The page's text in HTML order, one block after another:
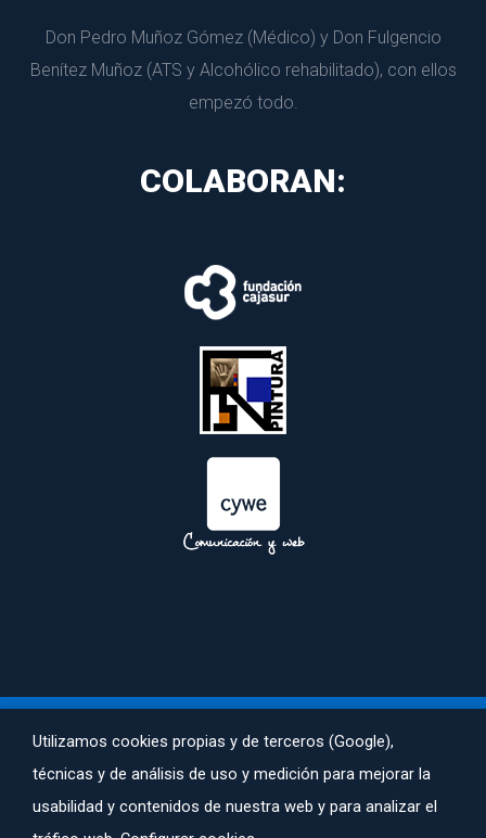
Don Pedro Muñoz Gómez (Médico) y Don Fulgencio
Benítez Muñoz (ATS y Alcohólico rehabilitado), con ellos
empezó todo.
COLABORAN:
AVISO LEGAL | POLÍTICA DE PRIVACIDAD | POLÍTICA DE COOKIES
ACALI© TODOS LOS DERECHOS RESERVADOS. CREADA POR
Utilizamos cookies propias y de terceros (Google),
técnicas y de análisis de uso y medición para mejorar la
usabilidad y contenidos de nuestra web y para analizar el